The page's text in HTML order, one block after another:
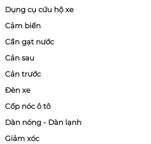
Dụng cụ cứu hộ xe
Cảm biến
Cần gạt nước
Cản sau
Cản trước
Đèn xe
Cốp nóc ô tô
Dàn nóng - Dàn lạnh
Giảm xóc